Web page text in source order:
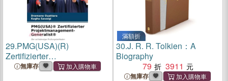
29.PMG(USA)(R)
Zertifizierter
Projektmanagement-
無庫存
滿額折
30.J. R. R. Tolkien：A
Biography
79
3911
無庫存